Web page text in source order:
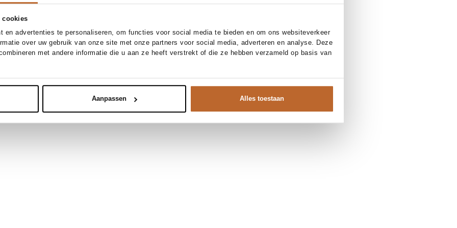
cookies
en advertenties te personaliseren, om functies voor social media te bieden en om ons websiteverkeer
over uw gebruik van onze site met onze partners voor social media, adverteren en analyse. Deze
met andere informatie die u aan ze heeft verstrekt of die ze hebben verzameld op basis van
Aanpassen Alles toestaan